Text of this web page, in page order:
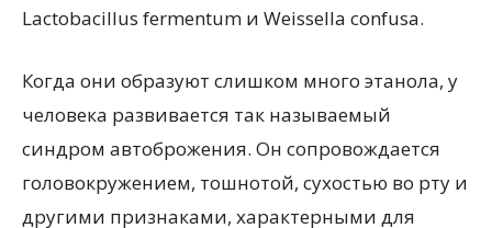
Lactobacillus fermentum и Weissella confusa.
Когда они образуют слишком много этанола, у
человека развивается так называемый
синдром автоброжения. Он сопровождается
головокружением, тошнотой, сухостью во рту и
другими признаками, характерными для